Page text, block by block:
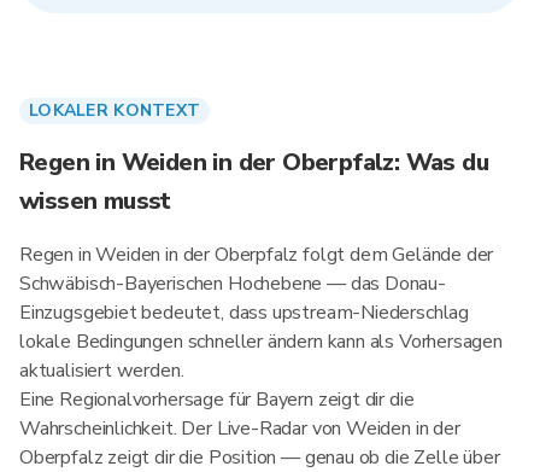
LOKALER KONTEXT
Regen in Weiden in der Oberpfalz: Was du
wissen musst
Regen in Weiden in der Oberpfalz folgt dem Gelände der
Schwäbisch-Bayerischen Hochebene — das Donau-
Einzugsgebiet bedeutet, dass upstream-Niederschlag
lokale Bedingungen schneller ändern kann als Vorhersagen
aktualisiert werden.
Eine Regionalvorhersage für Bayern zeigt dir die
Wahrscheinlichkeit. Der Live-Radar von Weiden in der
Oberpfalz zeigt dir die Position — genau ob die Zelle über